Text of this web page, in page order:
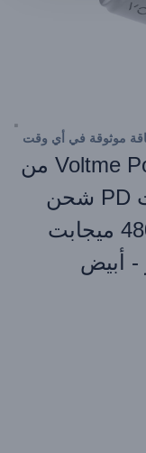
موثوقة في أي وقت
كابل Voltme Powerlink EDC Series من
النوع C إلى النوع C 60 وات PD شحن
فائق السرعة، نقل بيانات 480 ميجابت